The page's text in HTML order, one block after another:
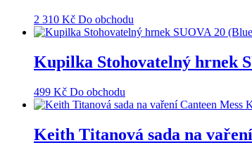
2 310 Kč Do obchodu
Kupilka Stohovatelný hrnek
499 Kč Do obchodu
Keith Titanová sada na